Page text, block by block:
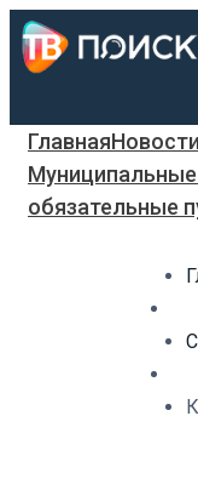
ГлавнаяНовости
обязательные